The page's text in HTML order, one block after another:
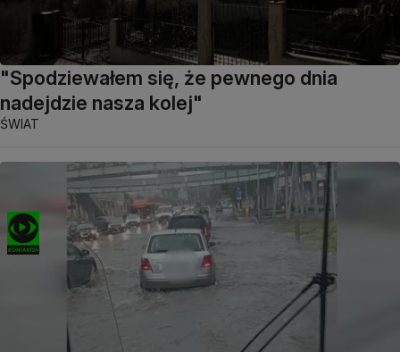
"Spodziewałem się, że pewnego dnia
nadejdzie nasza kolej"
ŚWIAT